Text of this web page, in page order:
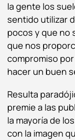
la gente los
sentido utilizar
pocos y que no
que nos
compromiso
hacer un buen
Resulta
premie a las
la mayoría de
con la imagen